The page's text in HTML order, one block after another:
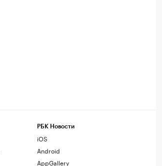
РБК Новости
iOS
Android
AppGallery